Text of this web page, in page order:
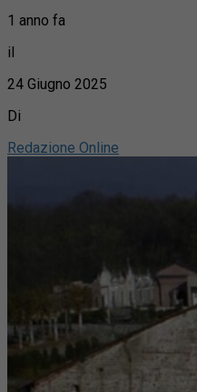
1 anno fa
il
24 Giugno 2025
Di
Redazione Online